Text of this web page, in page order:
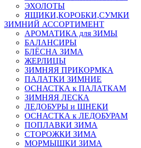
ЭХОЛОТЫ
ЯЩИКИ,КОРОБКИ,СУМКИ
ЗИМНИЙ АССОРТИМЕНТ
АРОМАТИКА для ЗИМЫ
БАЛАНСИРЫ
БЛЁСНА ЗИМА
ЖЕРЛИЦЫ
ЗИМНЯЯ ПРИКОРМКА
ПАЛАТКИ ЗИМНИЕ
ОСНАСТКА к ПАЛАТКАМ
ЗИМНЯЯ ЛЕСКА
ЛЕДОБУРЫ и ШНЕКИ
ОСНАСТКА к ЛЕДОБУРАМ
ПОПЛАВКИ ЗИМА
СТОРОЖКИ ЗИМА
МОРМЫШКИ ЗИМА